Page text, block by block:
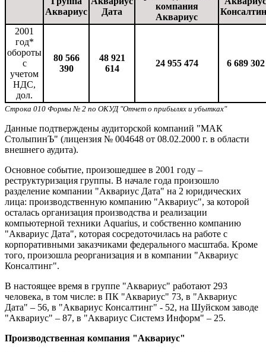
Аквариус
Дата
компания
Аквариус
2001
год*
обороты
с
учетом
НДС,
дол.
80 566
390
48 921
614
24 955 474 6 689 302
Строка 010 Формы № 2 по ОКУД "Отчет о прибылях и убытках"
Данные подтверждены аудиторской компаний "МАК
СтолыпинЪ" (лицензия № 004648 от 08.02.2000 г. в области
внешнего аудита).
Основное событие, произошедшее в 2001 году –
реструктуризация группы. В начале года произошло
разделение компании "Аквариус Дата" на 2 юридических
лица: производственную компанию "Аквариус", за которой
осталась организация производства и реализации
компьютерной техники Aquarius, и собственно компанию
"Аквариус Дата", которая сосредоточилась на работе с
корпоративными заказчиками федерального масштаба. Кроме
того, произошла реорганизация и в компании "Аквариус
Консалтинг".
В настоящее время в группе "Аквариус" работают 293
человека, в том числе: в ПК "Аквариус" 73, в "Аквариус
Дата" – 56, в "Аквариус Консалтинг" - 52, на Шуйском заводе
"Аквариус" – 87, в "Аквариус Системз Информ" – 25.
Производственная компания "Аквариус"